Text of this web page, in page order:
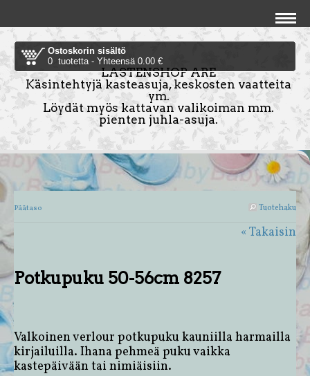
Ostoskorin sisältö
0 tuotetta - Yhteensä 0.00 €
LASTENSHOP ARE
Käsintehtyjä kasteasuja, keskosten vaatteita
ym.
Löydät myös kattavan valikoiman mm.
pienten juhla-asuja.
Tuotehaku
Päätaso
« Takaisin
Potkupuku 50-56cm 8257
Valkoinen verlour potkupuku kauniilla harmailla
kirjailuilla. Ihana pehmeä puku vaikka
kastepäivään tai nimiäisiin.